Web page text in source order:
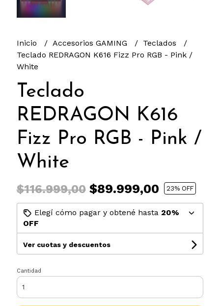
Inicio Accesorios GAMING
Teclados
Teclado REDRAGON K616 Fizz Pro RGB - Pink /
White
Teclado
REDRAGON K616
Fizz Pro RGB - Pink /
White
$116.999,00$89.999,00 23% OFF
Elegí cómo pagar y obtené hasta 20%
OFF
Ver cuotas y descuentos
Cantidad